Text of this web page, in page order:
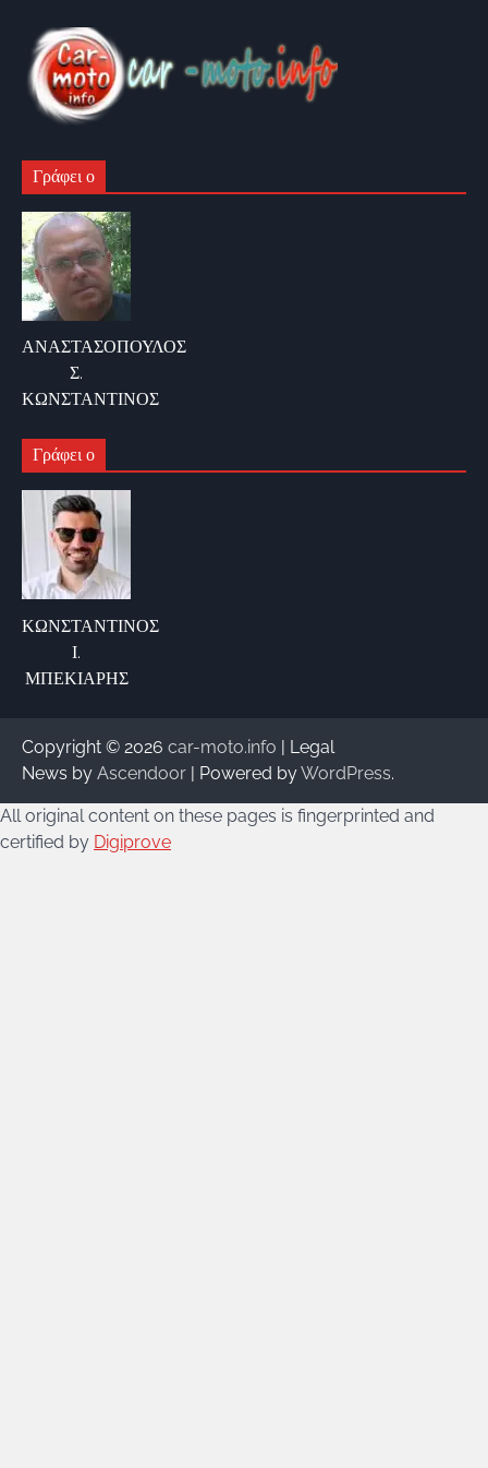
Γράφει ο
ΑΝΑΣΤΑΣΟΠΟΥΛΟΣ
Σ.
ΚΩΝΣΤΑΝΤΙΝΟΣ
Γράφει ο
ΚΩΝΣΤΑΝΤΙΝΟΣ
Ι.
ΜΠΕΚΙΑΡΗΣ
Copyright © 2026 car-moto.info | Legal
News by Ascendoor | Powered byWordPress.
All original content on these pages is fingerprinted and
certified by Digiprove